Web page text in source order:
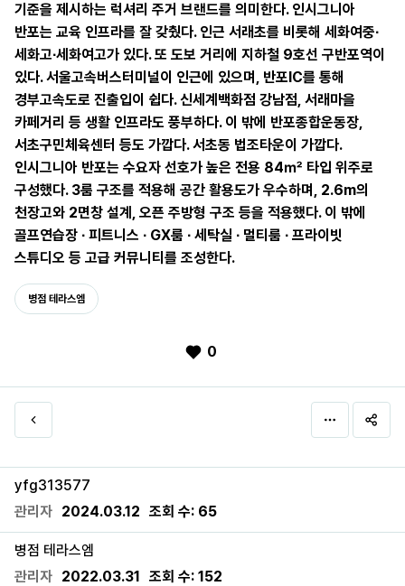
기준을 제시하는 럭셔리 주거 브랜드를 의미한다. 인시그니아
반포는 교육 인프라를 잘 갖췄다. 인근 서래초를 비롯해 세화여중∙
세화고∙세화여고가 있다. 또 도보 거리에 지하철 9호선 구반포역이
있다. 서울고속버스터미널이 인근에 있으며, 반포IC를 통해
경부고속도로 진출입이 쉽다. 신세계백화점 강남점, 서래마을
카페거리 등 생활 인프라도 풍부하다. 이 밖에 반포종합운동장,
서초구민체육센터 등도 가깝다. 서초동 법조타운이 가깝다.
인시그니아 반포는 수요자 선호가 높은 전용 84㎡ 타입 위주로
구성했다. 3룸 구조를 적용해 공간 활용도가 우수하며, 2.6m의
천장고와 2면창 설계, 오픈 주방형 구조 등을 적용했다. 이 밖에
골프연습장 ∙ 피트니스 ∙ GX룸 ∙ 세탁실 ∙ 멀티룸 ∙ 프라이빗
스튜디오 등 고급 커뮤니티를 조성한다.
병점 테라스엠
0
yfg313577
관리자 2024.03.12 조회 수: 65
병점 테라스엠
관리자 2022.03.31 조회 수: 152